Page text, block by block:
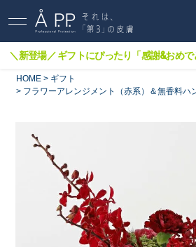
＼新登場／ ギフトにぴったり「感謝&おめで
HOME
ギフト
フラワーアレンジメント（赤系）＆無香料ハ